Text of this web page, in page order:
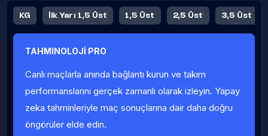
KG İlk Yarı 1,5 Üst 1,5 Üst 2,5 Üst 3,5 Üst
Fauller Ortalama
TAHMINOLOJİ PRO
Canlı maçlarla anında bağlantı kurun ve takım
performanslarını gerçek zamanlı olarak izleyin. Yapay
zeka tahminleriyle maç sonuçlarına dair daha doğru
öngörüler elde edin.